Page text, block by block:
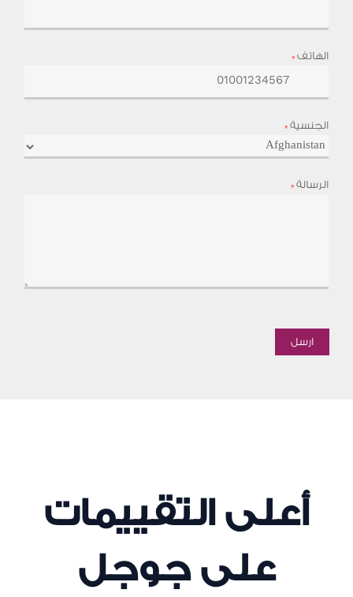
الهاتف*
الجنسية*
الرسالة*
ارسل
أعلى التقييمات
على جوجل